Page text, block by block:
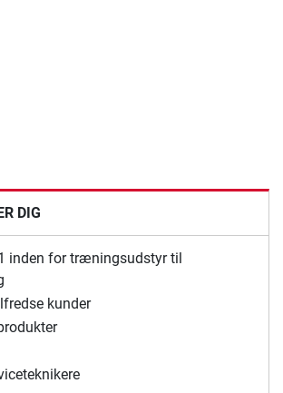
DIG
inden for træningsudstyr til
kunder